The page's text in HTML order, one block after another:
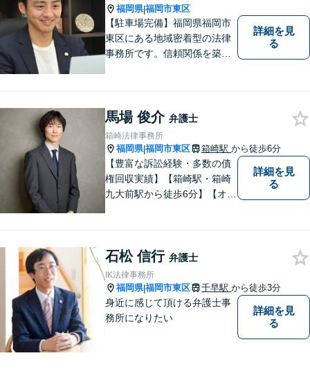
福岡県|福岡市東区
【駐車場完備】福岡県福岡市
東区にある地域密着型の法律
事務所です。信頼関係を築
方は気軽にご相談ください。
詳細を見
る
馬場 俊介 弁護士
箱崎法律事務所
福岡県|福岡市東区 箱崎駅 から徒歩6分
【豊富な訴訟経験・多数の債
権回収実績】【箱崎駅・箱崎
九大前駅から徒歩6分】【オン
ビジネス上の法的課題まで、
各種法律相談、訴訟・債権回
収等のご依頼を承っておりま
す。
詳細を見
る
石松 信行 弁護士
IK法律事務所
福岡県|福岡市東区 千早駅 から徒歩3分
身近に感じて頂ける弁護士事
務所になりたい
詳細を見
る